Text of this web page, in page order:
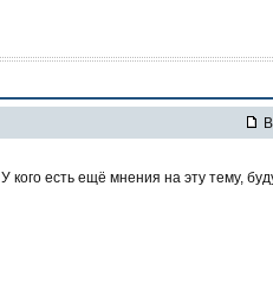
У кого есть ещё мнения на эту тему,